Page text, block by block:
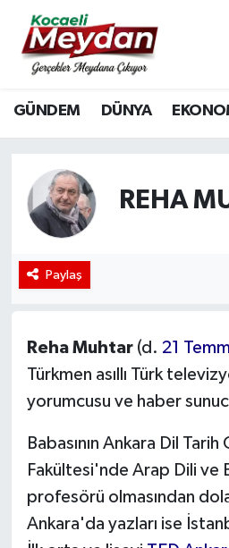
GÜNDEM DÜNYA
REHA
Paylaş
Reha Muhtar (d. 21
Türkmen asıllı Türk
yorumcusu ve haber
Babasının Ankara Dil
Fakültesi'nde Arap Dili ve
profesörü olmasından
Ankara'da yazları ise
Nöbetçi Eczaneler
Hava Durumu
Süper Lig Puan Durumu
Haber Arşivi